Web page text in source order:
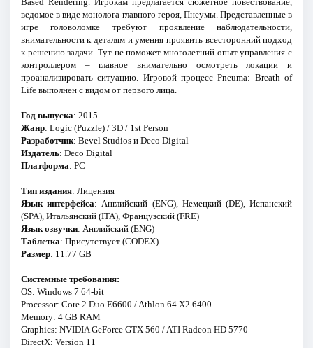
ведомое в виде монолога главного героя, Пнеумы. Представленные в
игре головоломке требуют проявление наблюдательности,
внимательности к деталям и умения проявить всесторонний подход
к решению задачи. Тут не поможет многолетний опыт управления с
контроллером – главное внимательно осмотреть локации и
проанализировать ситуацию. Игровой процесс Pneuma: Breath of
Life выполнен с видом от первого лица.
Год выпуска: 2015
Жанр: Logic (Puzzle) / 3D / 1st Person
Разработчик: Bevel Studios и Deco Digital
Издатель: Deco Digital
Платформа: PC
Тип издания: Лицензия
Язык интерфейса: Английский (ENG), Немецкий (DE), Испанский
(SPA), Итальянский (ITA), Французский (FRE)
Язык озвучки: Английский (ENG)
Таблетка: Присутствует (CODEX)
Размер: 11.77 GB
Системные требования:
OS: Windows 7 64-bit
Processor: Core 2 Duo E6600 / Athlon 64 X2 6400
Memory: 4 GB RAM
Graphics: NVIDIA GeForce GTX 560 / ATI Radeon HD 5770
DirectX: Version 11